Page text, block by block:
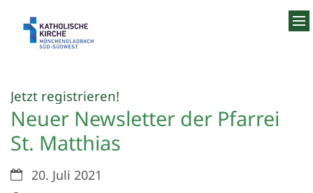
Jetzt registrieren!
Neuer Newsletter der Pfarrei
St. Matthias
Datum:20. Juli 2021